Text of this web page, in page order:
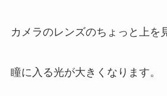
カメラのレンズのちょっと上を
瞳に入る光が大きくなります。